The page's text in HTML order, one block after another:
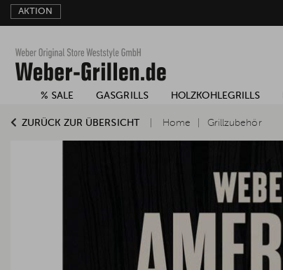
AKTION
% SALE GASGRILLS HOLZKOHLEGRILLS
ZURÜCK ZUR ÜBERSICHT Home Grillzubehör